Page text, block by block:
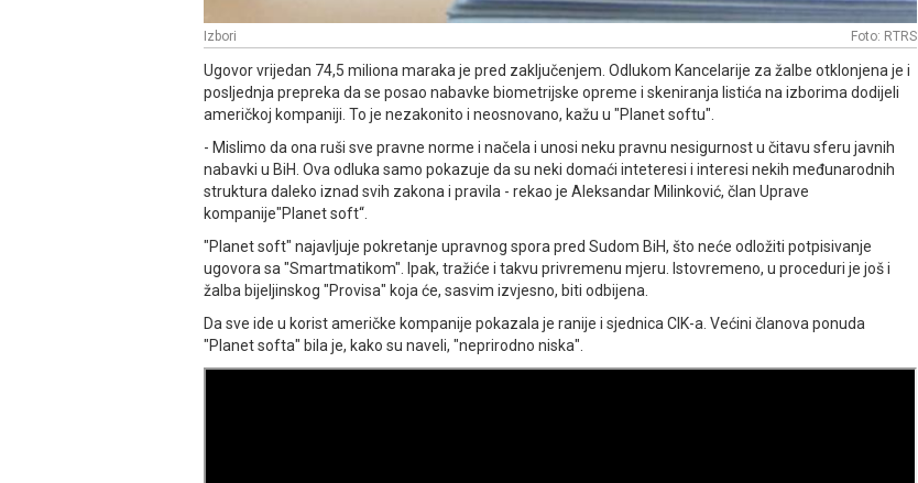
Izbori Foto: RTRS
Ugovor vrijedan 74,5 miliona maraka je pred zaključenjem. Odlukom Kancelarije za žalbe otklonjena je i
posljednja prepreka da se posao nabavke biometrijske opreme i skeniranja listića na izborima dodijeli
američkoj kompaniji. To je nezakonito i neosnovano, kažu u "Planet softu".
- Mislimo da ona ruši sve pravne norme i načela i unosi neku pravnu nesigurnost u čitavu sferu javnih
nabavki u BiH. Ova odluka samo pokazuje da su neki domaći inteteresi i interesi nekih međunarodnih
struktura daleko iznad svih zakona i pravila - rekao je Aleksandar Milinković, član Uprave
kompanije"Planet soft“.
"Planet soft" najavljuje pokretanje upravnog spora pred Sudom BiH, što neće odložiti potpisivanje
ugovora sa "Smartmatikom". Ipak, tražiće i takvu privremenu mjeru. Istovremeno, u proceduri je još i
žalba bijeljinskog "Provisa" koja će, sasvim izvjesno, biti odbijena.
Da sve ide u korist američke kompanije pokazala je ranije i sjednica CIK-a. Većini članova ponuda
"Planet softa" bila je, kako su naveli, "neprirodno niska".